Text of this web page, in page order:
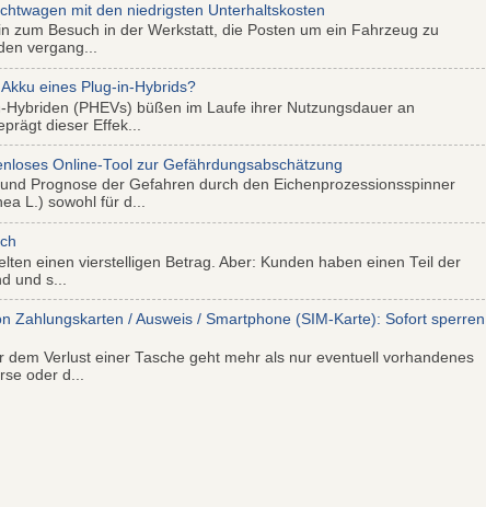
mit den niedrigsten Unterhaltskosten
zum Besuch in der Werkstatt, die Posten um ein Fahrzeug zu
vergang...
eines Plug-in-Hybrids?
Hybriden (PHEVs) büßen im Laufe ihrer Nutzungsdauer an
dieser Effek...
Online-Tool zur Gefährdungsabschätzung
Prognose der Gefahren durch den Eichenprozessionsspinner
L.) sowohl für d...
einen vierstelligen Betrag. Aber: Kunden haben einen Teil der
und s...
Zahlungskarten / Ausweis / Smartphone (SIM-Karte): Sofort sperren
dem Verlust einer Tasche geht mehr als nur eventuell vorhandenes
oder d...